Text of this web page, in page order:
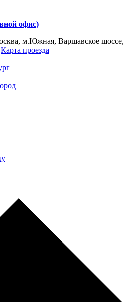
офис)
м.Южная, Варшавское шоссе,
Карта проезда